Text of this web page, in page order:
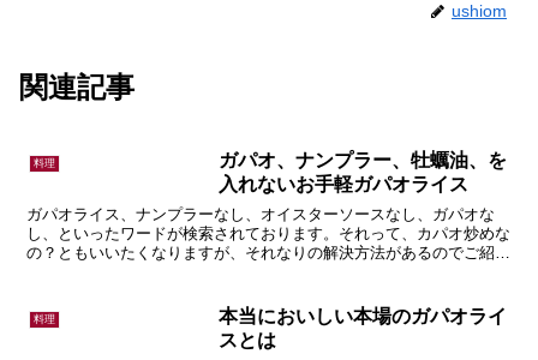
ushiom
関連記事
料理
ガパオ、ナンプラー、牡蠣油、を
入れないお手軽ガパオライス
ガパオライス、ナンプラーなし、オイスターソースなし、ガパオな
し、といったワードが検索されております。それって、カパオ炒めな
の？ともいいたくなりますが、それなりの解決方法があるのでご紹介
料理
本当においしい本場のガパオライ
スとは